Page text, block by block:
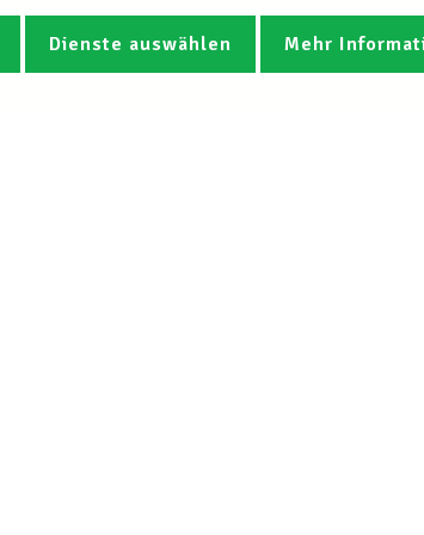
Dienste auswählen Mehr